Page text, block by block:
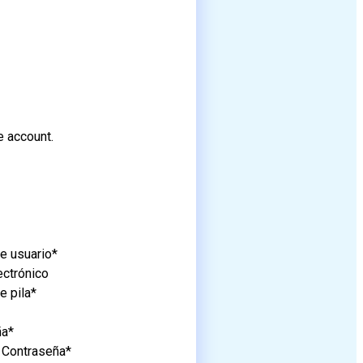
account.
usuario*
pila*